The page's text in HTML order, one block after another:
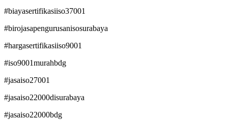
#biayasertifikasiiso37001
#birojasapengurusanisosurabaya
#hargasertifikasiiso9001
#iso9001murahbdg
#jasaiso27001
#jasaiso22000disurabaya
#jasaiso22000bdg